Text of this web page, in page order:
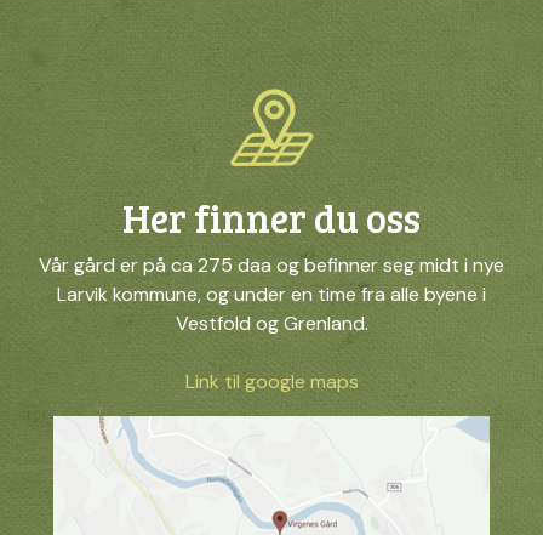
Her finner du oss
Vår gård er på ca 275 daa og befinner seg midt i nye
Larvik kommune, og under en time fra alle byene i
Vestfold og Grenland.
Link til google maps